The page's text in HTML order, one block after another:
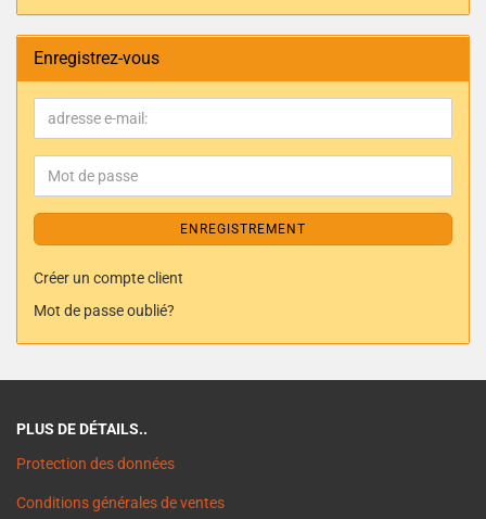
Enregistrez-vous
ENREGISTREMENT
Créer un compte client
Mot de passe oublié?
PLUS DE DÉTAILS..
Protection des données
Conditions générales de ventes